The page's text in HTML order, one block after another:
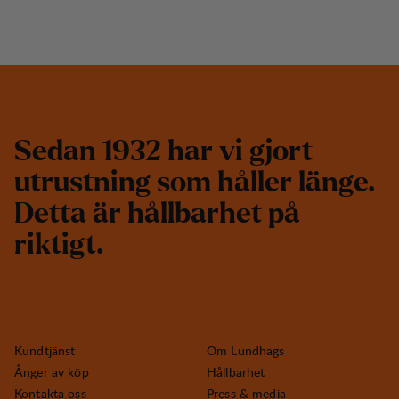
Sedan 1932 har vi gjort
utrustning som håller länge.
Detta är hållbarhet på
riktigt.
Kundtjänst
Ånger av köp
Kontakta oss
Om Lundhags
Hållbarhet
Press & media